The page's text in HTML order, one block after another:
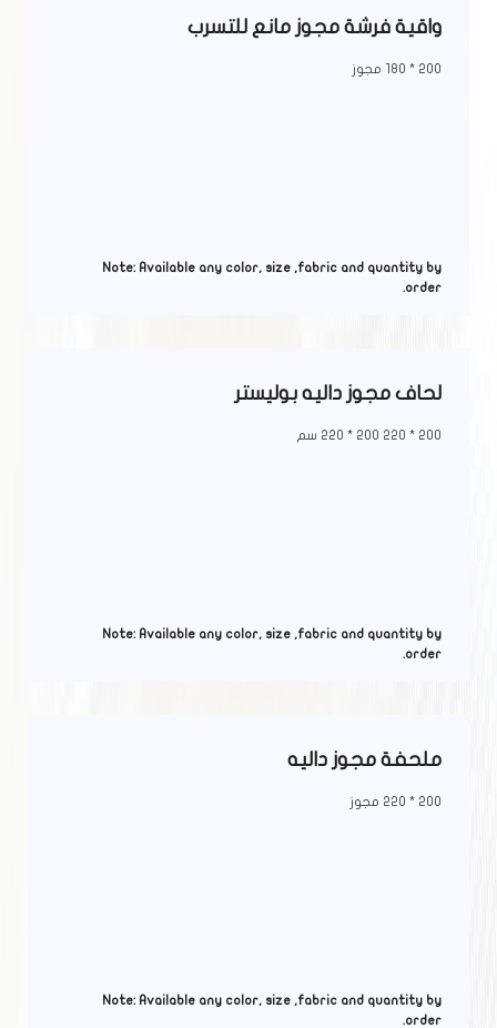
واقية فرشة مجوز مانع للتسرب
200 * 180 مجوز
Note: Available any color, size ,fabric and quantity by
order.
لحاف مجوز داليه بوليستر
200 * 220 200 * 220 سم
Note: Available any color, size ,fabric and quantity by
order.
ملحفة مجوز داليه
200 * 220 مجوز
Note: Available any color, size ,fabric and quantity by
order.